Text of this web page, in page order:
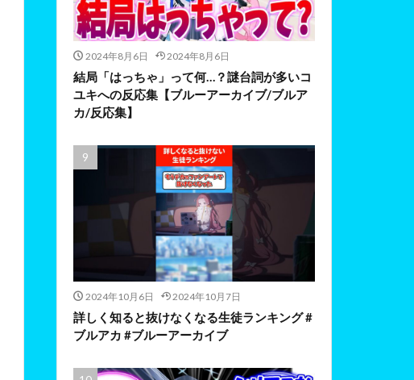
2024年8月6日 2024年8月6日
結局「はっちゃ」って何…？謎台詞が多いコ
ユキへの反応集【ブルーアーカイブ/ブルア
カ/反応集】
2024年10月6日 2024年10月7日
詳しく知ると抜けなくなる生徒ランキング #
ブルアカ #ブルーアーカイブ